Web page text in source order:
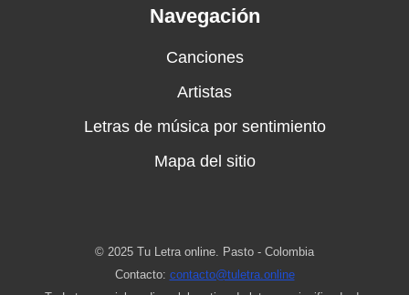
Navegación
Canciones
Artistas
Letras de música por sentimiento
Mapa del sitio
© 2025 Tu Letra online. Pasto - Colombia
Contacto: contacto@tuletra.online